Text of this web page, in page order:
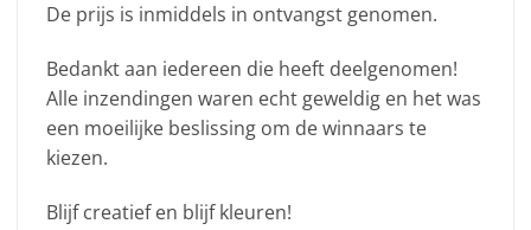
De prijs is inmiddels in ontvangst genomen.
Bedankt aan iedereen die heeft deelgenomen!
Alle inzendingen waren echt geweldig en het was
een moeilijke beslissing om de winnaars te
kiezen.
Blijf creatief en blijf kleuren!